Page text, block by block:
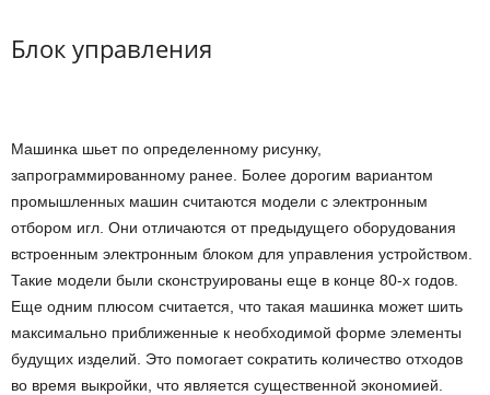
Блок управления
Машинка шьет по определенному рисунку,
запрограммированному ранее. Более дорогим вариантом
промышленных машин считаются модели с электронным
отбором игл. Они отличаются от предыдущего оборудования
встроенным электронным блоком для управления устройством.
Такие модели были сконструированы еще в конце 80-х годов.
Еще одним плюсом считается, что такая машинка может шить
максимально приближенные к необходимой форме элементы
будущих изделий. Это помогает сократить количество отходов
во время выкройки, что является существенной экономией.